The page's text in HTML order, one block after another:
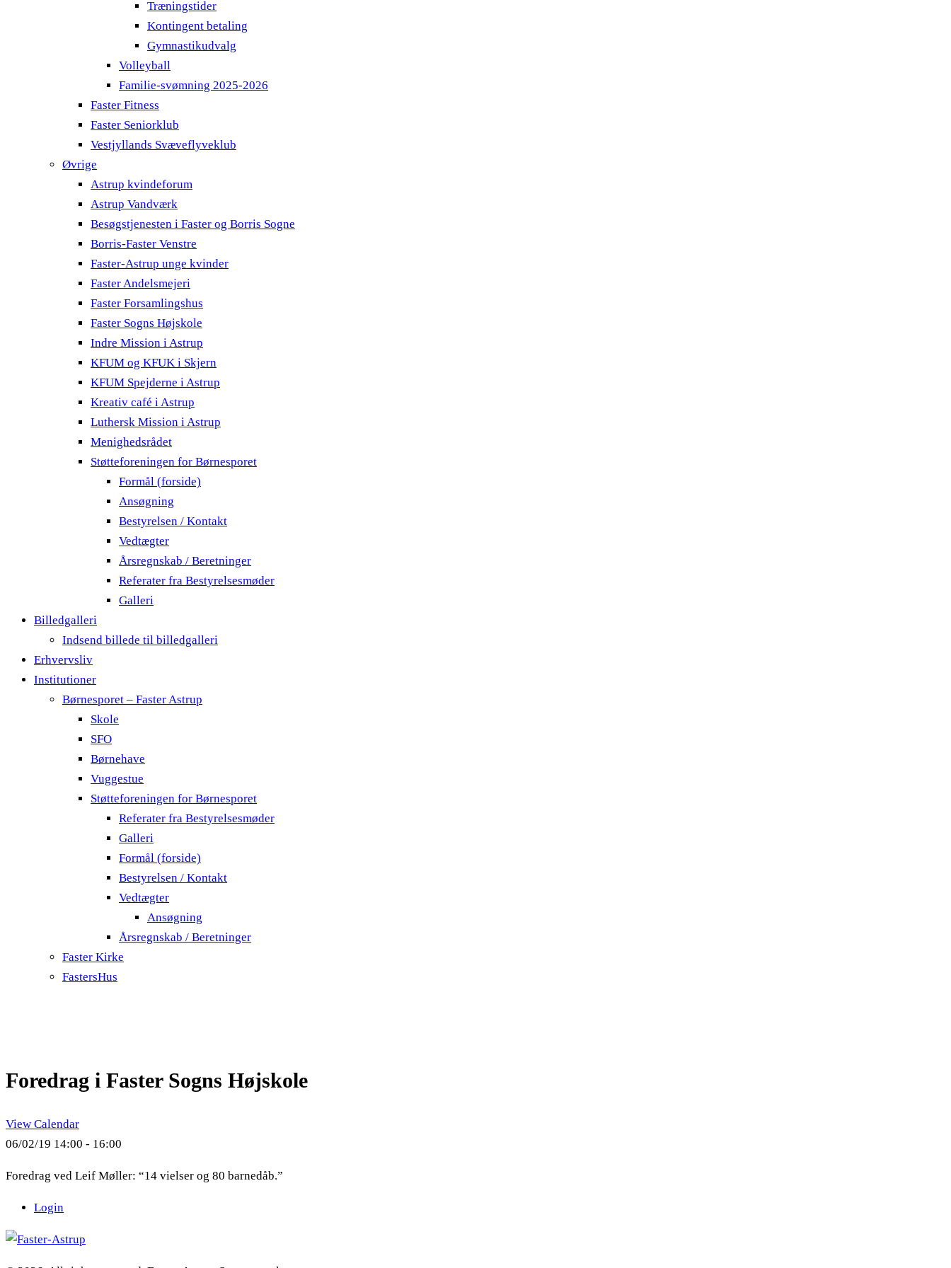
Træningstider
Kontingent betaling
Gymnastikudvalg
Volleyball
Familie-svømning 2025-2026
Faster Fitness
Faster Seniorklub
Vestjyllands Svæveflyveklub
Øvrige
Astrup kvindeforum
Astrup Vandværk
Besøgstjenesten i Faster og Borris Sogne
Borris-Faster Venstre
Faster-Astrup unge kvinder
Faster Andelsmejeri
Faster Forsamlingshus
Faster Sogns Højskole
Indre Mission i Astrup
KFUM og KFUK i Skjern
KFUM Spejderne i Astrup
Kreativ café i Astrup
Luthersk Mission i Astrup
Menighedsrådet
Støtteforeningen for Børnesporet
Formål (forside)
Ansøgning
Bestyrelsen / Kontakt
Vedtægter
Årsregnskab / Beretninger
Referater fra Bestyrelsesmøder
Galleri
Billedgalleri
Indsend billede til billedgalleri
Erhvervsliv
Institutioner
Børnesporet – Faster Astrup
Skole
SFO
Børnehave
Vuggestue
Støtteforeningen for Børnesporet
Referater fra Bestyrelsesmøder
Galleri
Formål (forside)
Bestyrelsen / Kontakt
Vedtægter
Ansøgning
Årsregnskab / Beretninger
Faster Kirke
FastersHus
Foredrag i Faster Sogns Højskole
View Calendar
06/02/19 14:00 - 16:00
Foredrag ved Leif Møller: “14 vielser og 80 barnedåb.”
Login